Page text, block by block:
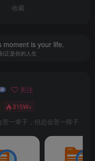
限：（同样用N11工具
“account”，找到你的账
面的ID。
点击左下角的“+”，第
参照上面已有的填写
者与已有的相同）
收藏
moment is your life.
正是你的人生
关注
315W+
苦一辈子，但总会苦一阵子